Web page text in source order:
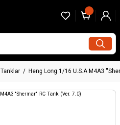
Tanklar Heng Long 1/16 U.S.A M4A3